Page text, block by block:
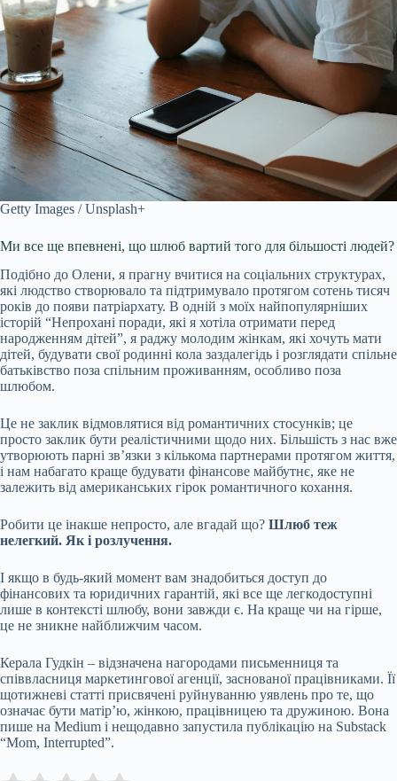
Getty Images / Unsplash+
Ми все ще впевнені, що шлюб вартий того для більшості людей?
Подібно до Олени, я прагну вчитися на соціальних структурах,
які людство створювало та підтримувало протягом сотень тисяч
років до появи патріархату. В одній з моїх найпопулярніших
історій “Непрохані поради, які я хотіла отримати перед
народженням дітей”, я раджу молодим жінкам, які хочуть мати
дітей, будувати свої родинні кола заздалегідь і розглядати спільне
батьківство поза спільним проживанням, особливо поза
шлюбом.
Це не заклик відмовлятися від романтичних стосунків; це
просто заклик бути реалістичними щодо них. Більшість з нас вже
утворюють парні зв’язки з кількома партнерами протягом життя,
і нам набагато краще будувати фінансове майбутнє, яке не
залежить від американських гірок романтичного кохання.
Робити це інакше непросто, але вгадай що? Шлюб теж
нелегкий. Як і розлучення.
І якщо в будь-який момент вам знадобиться доступ до
фінансових та юридичних гарантій, які все ще легкодоступні
лише в контексті шлюбу, вони завжди є. На краще чи на гірше,
це не зникне найближчим часом.
Керала Гудкін – відзначена нагородами письменниця та
співвласниця маркетингової агенції, заснованої працівниками. Її
щотижневі статті присвячені руйнуванню уявлень про те, що
означає бути матір’ю, жінкою, працівницею та дружиною. Вона
пише на Medium і нещодавно запустила публікацію на Substack
“Mom, Interrupted”.